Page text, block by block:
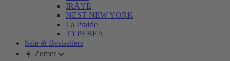
IRÄYE
NEST NEW YORK
La Prairie
TYPEBEA
Sale & Bestsellers
☀️ Zomer